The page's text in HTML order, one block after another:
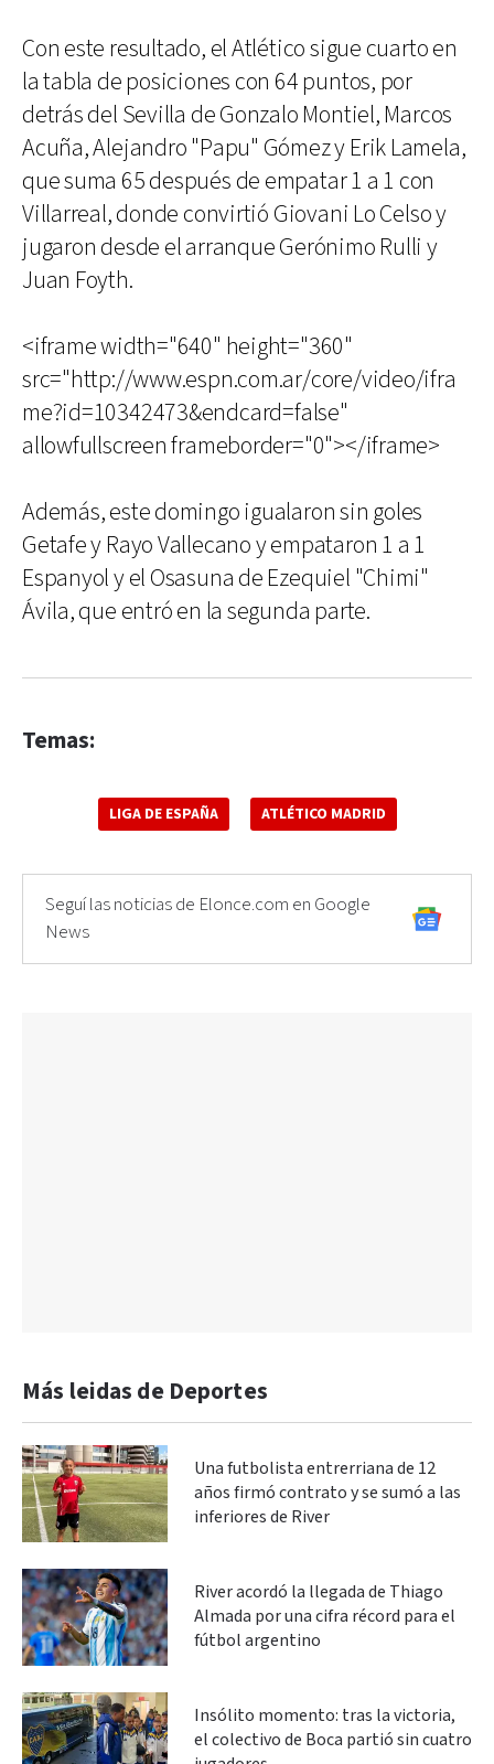
Con este resultado, el Atlético sigue cuarto en
la tabla de posiciones con 64 puntos, por
detrás del Sevilla de Gonzalo Montiel, Marcos
Acuña, Alejandro "Papu" Gómez y Erik Lamela,
que suma 65 después de empatar 1 a 1 con
Villarreal, donde convirtió Giovani Lo Celso y
jugaron desde el arranque Gerónimo Rulli y
Juan Foyth.
<iframe width="640" height="360"
src="http://www.espn.com.ar/core/video/ifra
me?id=10342473&endcard=false"
allowfullscreen frameborder="0"></iframe>
Además, este domingo igualaron sin goles
Getafe y Rayo Vallecano y empataron 1 a 1
Espanyol y el Osasuna de Ezequiel "Chimi"
Ávila, que entró en la segunda parte.
Temas:
LIGA DE ESPAÑA ATLÉTICO MADRID
Seguí las noticias de Elonce.com en Google
News
Más leidas de Deportes
Una futbolista entrerriana de 12
años firmó contrato y se sumó a las
inferiores de River
River acordó la llegada de Thiago
Almada por una cifra récord para el
fútbol argentino
Insólito momento: tras la victoria,
el colectivo de Boca partió sin cuatro